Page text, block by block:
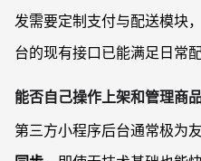
发需要定制支付与配送模块
台的现有接口已能满足日常配
能否自己操作上架和管理商品
第三方小程序后台通常极为友